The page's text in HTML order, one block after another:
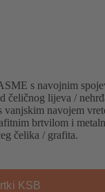
s navojnim
čeličnog lijeva /
vanjskim navojem
brtvilom i
čelika / grafita.
KSB